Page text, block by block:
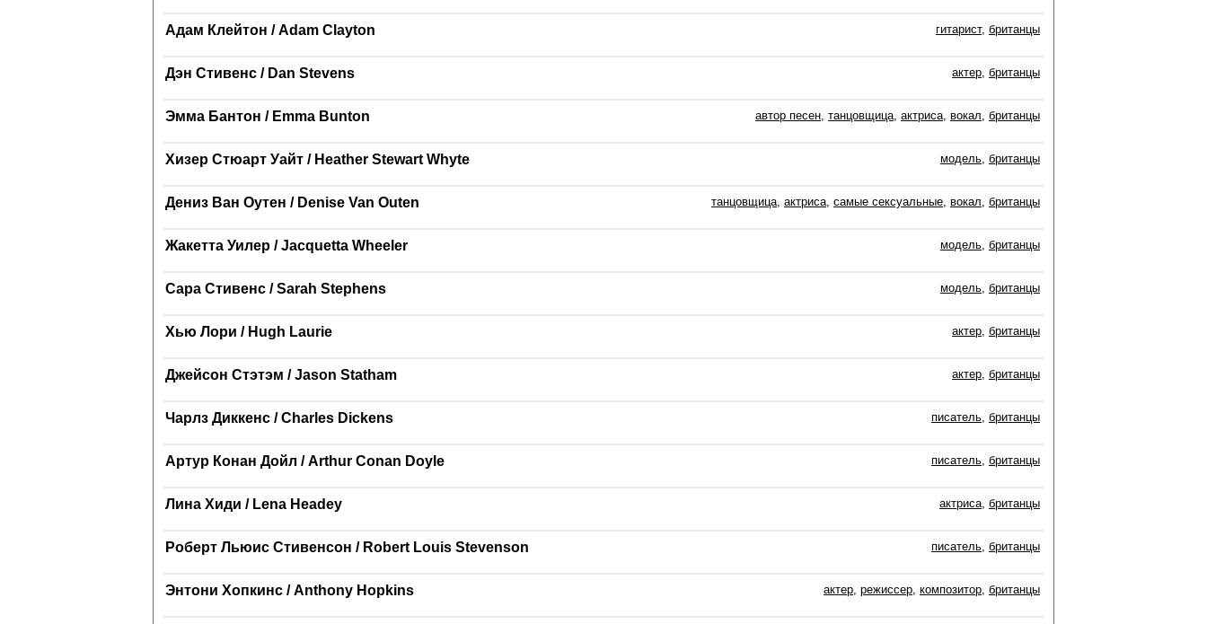
Адам Клейтон / Adam Clayton гитарист, британцы
Дэн Стивенс / Dan Stevens актер, британцы
Эмма Бантон / Emma Bunton автор песен, танцовщица, актриса, вокал, британцы
Хизер Стюарт Уайт / Heather Stewart Whyte модель, британцы
Дениз Ван Оутен / Denise Van Outen танцовщица, актриса, самые сексуальные, вокал, британцы
Жакетта Уилер / Jacquetta Wheeler модель, британцы
Сара Стивенс / Sarah Stephens модель, британцы
Хью Лори / Hugh Laurie актер, британцы
Джейсон Стэтэм / Jason Statham актер, британцы
Чарлз Диккенс / Charles Dickens писатель, британцы
Артур Конан Дойл / Arthur Conan Doyle писатель, британцы
Лина Хиди / Lena Headey актриса, британцы
Роберт Льюис Стивенсон / Robert Louis Stevenson писатель, британцы
Энтони Хопкинс / Anthony Hopkins актер, режиссер, композитор, британцы